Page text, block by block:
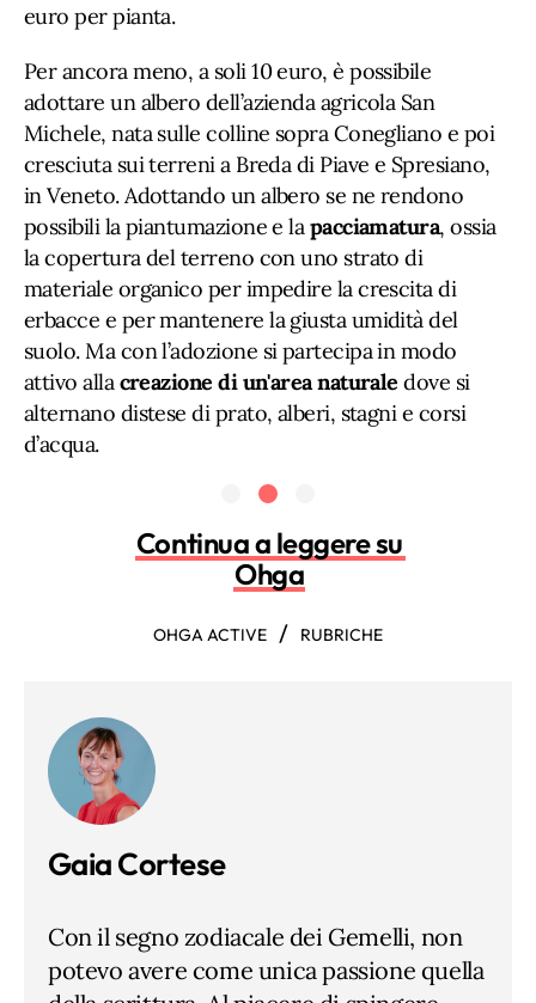
euro per pianta.
Per ancora meno, a soli 10 euro, è possibile
adottare un albero dell’azienda agricola San
Michele, nata sulle colline sopra Conegliano e poi
cresciuta sui terreni a Breda di Piave e Spresiano,
in Veneto. Adottando un albero se ne rendono
possibili la piantumazione e lapacciamatura, ossia
la copertura del terreno con uno strato di
materiale organico per impedire la crescita di
erbacce e per mantenere la giusta umidità del
suolo. Ma con l’adozione si partecipa in modo
attivo allacreazione di un'area naturale dove si
alternano distese di prato, alberi, stagni e corsi
d’acqua.
Continua a leggere su
Ohga
OHGA ACTIVE / RUBRICHE
Gaia Cortese
Con il segno zodiacale dei Gemelli, non
potevo avere come unica passione quella